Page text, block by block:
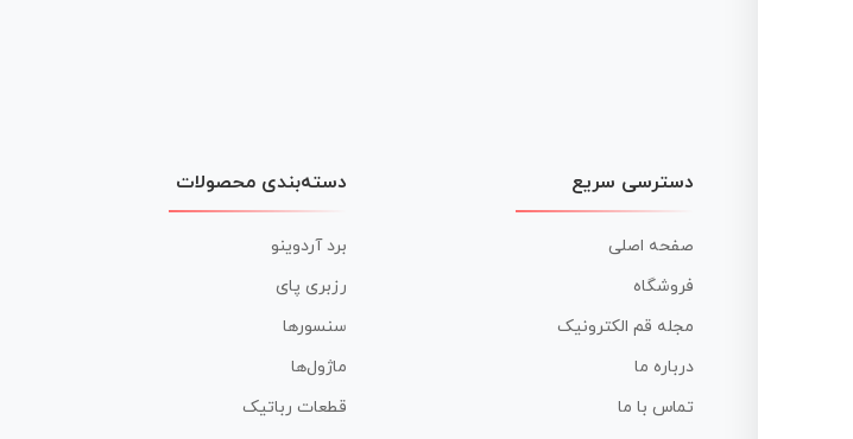
دسترسی سریع
صفحه اصلی
فروشگاه
مجله قم الکترونیک
درباره ما
تماس با ما
دسته‌بندی محصولات
برد آردوینو
رزبری پای
سنسورها
ماژول‌ها
قطعات رباتیک